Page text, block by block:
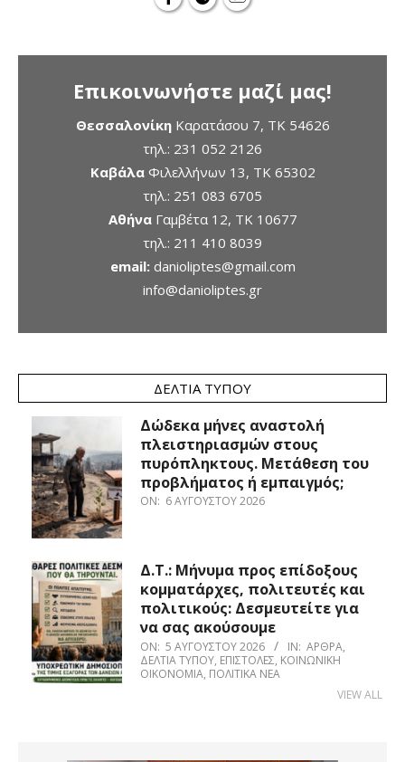
Επικοινωνήστε μαζί μας!
ΘεσσαλονίκηΚαρατάσου 7, TK 54626
τηλ.: 231 052 2126
ΚαβάλαΦιλελλήνων 13, ΤΚ 65302
τηλ.: 251 083 6705
ΑθήναΓαμβέτα 12, ΤΚ 10677
τηλ.: 211 410 8039
email: danioliptes@gmail.com
info@danioliptes.gr
ΔΕΛΤΊΑ ΤΎΠΟΥ
Δώδεκα μήνες αναστολή
πλειστηριασμών στους
πυρόπληκτους. Μετάθεση του
προβλήματος ή εμπαιγμός;
ON: 6 ΑΥΓΟΎΣΤΟΥ 2026
Δ.Τ.: Μήνυμα προς επίδοξους
κομματάρχες, πολιτευτές και
πολιτικούς: Δεσμευτείτε για
να σας ακούσουμε
ON: 5 ΑΥΓΟΎΣΤΟΥ 2026 IN: ΆΡΘΡΑ,
ΔΕΛΤΊΑ ΤΎΠΟΥ, ΕΠΙΣΤΟΛΈΣ, ΚΟΙΝΩΝΙΚΉ
ΟΙΚΟΝΟΜΊΑ, ΠΟΛΙΤΙΚΆ ΝΈΑ
VIEW ALL